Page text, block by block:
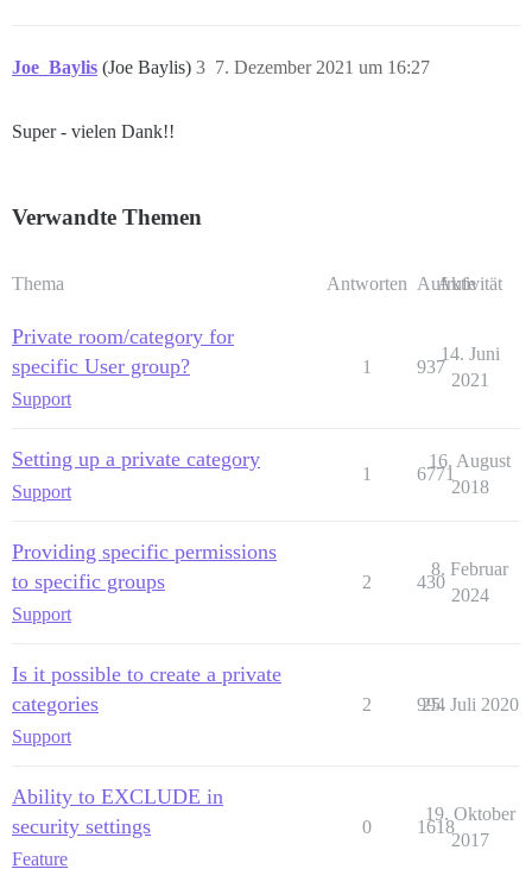
Joe_Baylis (Joe Baylis) 7. Dezember 2021 um 16:27
3
Super - vielen Dank!!
Verwandte Themen
Thema Antworten Aufrufe
Aktivität
Private room/category for
specific User group?
Support
1 937
14. Juni
2021
Setting up a private category
Support
1 6771
16. August
2018
Providing specific permissions
to specific groups
Support
2 430
8. Februar
2024
Is it possible to create a private
categories
Support
2 994
25. Juli 2020
Ability to EXCLUDE in
security settings
Feature
0 1618
19. Oktober
2017